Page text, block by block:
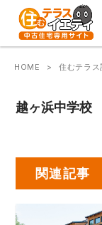
HOME 住むテラス
越ヶ浜中学校
関連記事